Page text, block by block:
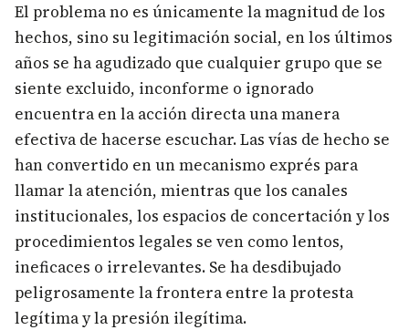
El problema no es únicamente la magnitud de los
hechos, sino su legitimación social, en los últimos
años se ha agudizado que cualquier grupo que se
siente excluido, inconforme o ignorado
encuentra en la acción directa una manera
efectiva de hacerse escuchar. Las vías de hecho se
han convertido en un mecanismo exprés para
llamar la atención, mientras que los canales
institucionales, los espacios de concertación y los
procedimientos legales se ven como lentos,
ineficaces o irrelevantes. Se ha desdibujado
peligrosamente la frontera entre la protesta
legítima y la presión ilegítima.